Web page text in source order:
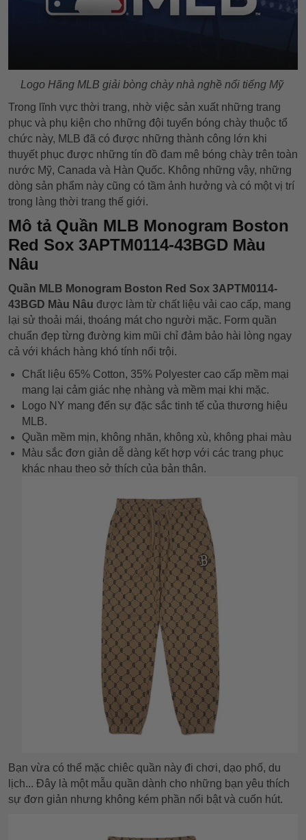
Logo Hãng MLB giải bòng chày nhà nghề nổi tiếng Mỹ
Trong lĩnh vực thời trang, nhờ việc sản xuất những trang
phục và phụ kiện cho những đội tuyển bóng chày thuộc tổ
chức này, MLB đã có được những thành công lớn khi
thuyết phục được những tín đồ đam mê bóng chày trên toàn
nước Mỹ, Canada và Hàn Quốc. Không những vậy, những
dòng sản phẩm này cũng có tầm ảnh hưởng và có một vị trí
trong làng thời trang thế giới.
Mô tả Quần MLB Monogram Boston
Red Sox 3APTM0114-43BGD Màu
Nâu
Quần MLB Monogram Boston Red Sox 3APTM0114-
43BGD Màu Nâu được làm từ chất liệu vải cao cấp, mang
lại sử thoải mái, thoáng mát cho người mặc. Form quần
chuẩn đẹp từng đường kim mũi chỉ đảm bảo hài lòng ngay
cả với khách hàng khó tính nổi trội.
Chất liệu 65% Cotton, 35% Polyester cao cấp mềm mại
mang lại cảm giác nhẹ nhàng và mềm mại khi mặc.
Logo NY mang đến sự đặc sắc tinh tế của thương hiệu
MLB.
Quần mềm mịn, không nhăn, không xù, không phai màu
Màu sắc đơn giản dễ dàng kết hợp với các trang phục
khác nhau theo sở thích của bản thân.
Bạn vừa có thể mặc chiêc quần này đi chơi, dạo phố, du
lịch... Đây là một mẫu quần dành cho những bạn yêu thích
sự đơn giản nhưng không kém phần nổi bật và cuốn hút.